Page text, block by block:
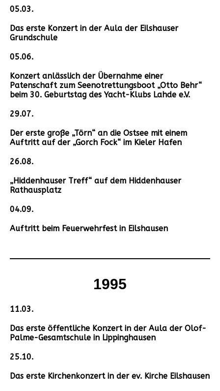
05.03.
Das erste Konzert in der Aula der Eilshauser
Grundschule
05.06.
Konzert anlässlich der Übernahme einer
Patenschaft zum Seenotrettungsboot „Otto Behr“
beim 30. Geburtstag des Yacht-Klubs Lahde e.V.
29.07.
Der erste große „Törn“ an die Ostsee mit einem
Auftritt auf der „Gorch Fock“ im Kieler Hafen
26.08.
„Hiddenhauser Treff“ auf dem Hiddenhauser
Rathausplatz
04.09.
Auftritt beim Feuerwehrfest in Eilshausen
1995
11.03.
Das erste öffentliche Konzert in der Aula der Olof-
Palme-Gesamtschule in Lippinghausen
25.10.
Das erste Kirchenkonzert in der ev. Kirche Eilshausen